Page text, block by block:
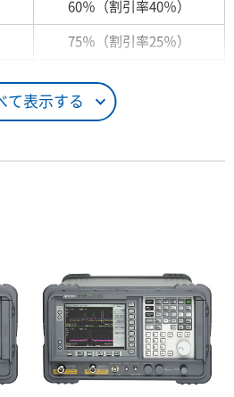
て表示する
60％（割引率40％）
75％（割引率25％）
100％（割引率 0％）
90％（割引率10％）
80％（割引率20％）
75％（割引率25％）
70％（割引率30％）